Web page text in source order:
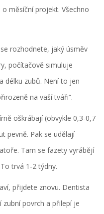
měsíční projekt. Všechno
rozhodnete, jaký úsměv
počítačově simuluje
délku zubů. Není to jen
na vaší tváři“.
oškrábají (obvykle 0,3-0,7
pevně. Pak se udělají
Tam se fazety vyrábějí
trvá 1-2 týdny.
přijdete znovu. Dentista
povrch a přilepí je